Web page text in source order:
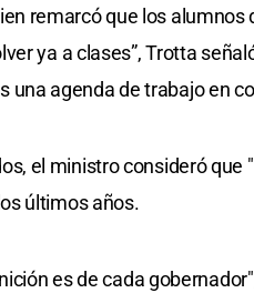
remarcó que los alumnos
ya a clases”, Trotta
una agenda de trabajo en
el ministro consideró que
últimos años.
es de cada